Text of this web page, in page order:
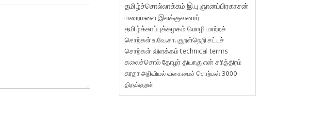
தமிழ்ச்சொல்லாக்கம் இ.பு.ஞானப்பிரகாசன்
மறைமலை இலக்குவனார்
தமிழ்க்காப்புக்கழகம் மொழி மாற்றச்
சொற்கள்உ.வே.சா. குறள்நெறி சட்டச்
சொற்கள் விளக்கம்technical terms
கலைச்சொல்தோழர் தியாகுஎன் சரித்திரம்
சுரதாஅறிவியல் வகைமைச் சொற்கள் 3000
திருக்குறள்